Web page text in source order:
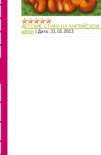
ДЕТСКИЕ СТИХИ НА АНГЛИЙСКОМ
admin
Дата: 21.01.2013